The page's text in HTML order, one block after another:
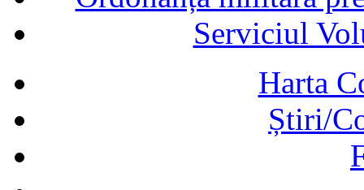
Serviciul
Harta
Știri/